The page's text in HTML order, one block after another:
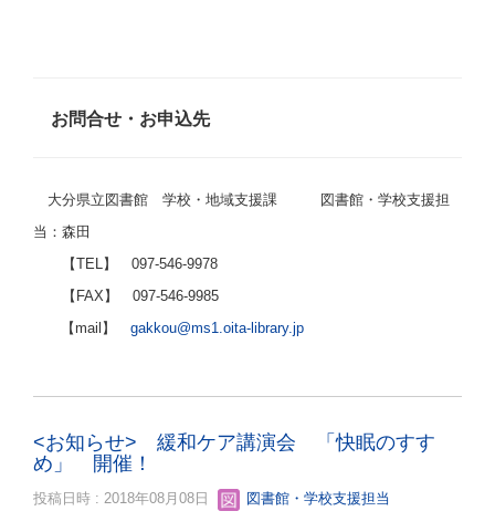
お問合せ・お申込先
大分県立図書館 学校・地域支援課 図書館・学校支援担
当：森田
【TEL】 097-546-9978
【FAX】 097-546-9985
【mail】 gakkou@ms1.oita-library.jp
<お知らせ> 緩和ケア講演会 「快眠のすす
め」 開催！
投稿日時 : 2018年08月08日 図書館・学校支援担当